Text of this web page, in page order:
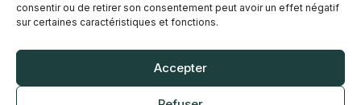
consentir ou de retirer son consentement peut avoir un effet négatif
sur certaines caractéristiques et fonctions.
Accepter
POLITIQUE DE CONFIDENTIALITÉ